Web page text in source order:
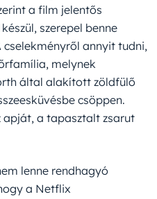
a film jelentős
szerepel benne
annyit tudni,
melynek
által alakított zöldfülő
csöppen.
apját, a tapasztalt zsarut
lenne rendhagyó
a Netflix